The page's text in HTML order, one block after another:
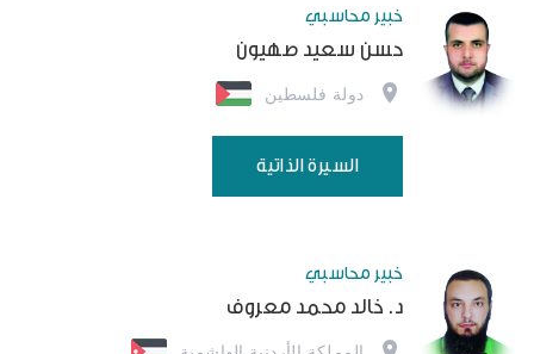
خبير محاسبي
حسن سعيد صهيون
دولة فلسطين
السيرة الذاتية
خبير محاسبي
د. خالد محمد معروف